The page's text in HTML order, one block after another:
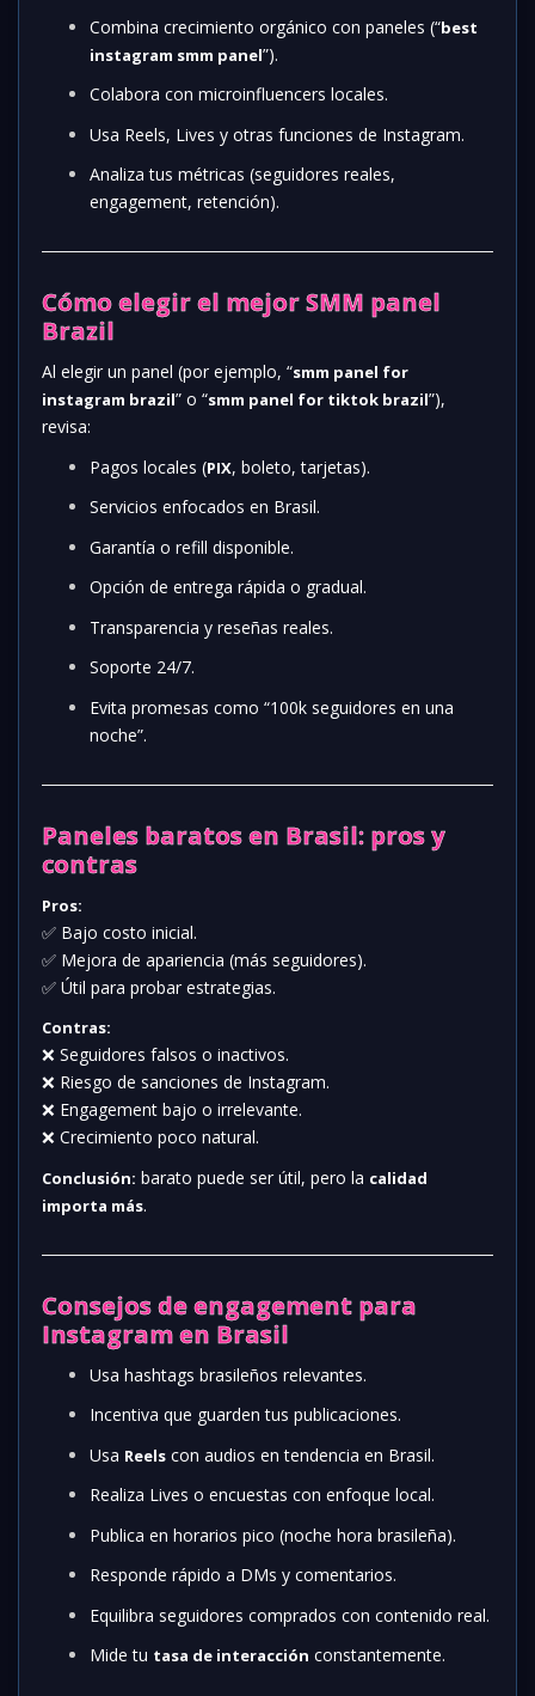
Combina crecimiento orgánico con paneles (“best
instagram smm panel”).
Colabora con microinfluencers locales.
Usa Reels, Lives y otras funciones de Instagram.
Analiza tus métricas (seguidores reales,
engagement, retención).
Cómo elegir el mejor SMM panel
Brazil
Al elegir un panel (por ejemplo, “smm panel for
instagram brazil” o “smm panel for tiktok brazil”),
revisa:
Pagos locales (PIX, boleto, tarjetas).
Servicios enfocados en Brasil.
Garantía o refill disponible.
Opción de entrega rápida o gradual.
Transparencia y reseñas reales.
Soporte 24/7.
Evita promesas como “100k seguidores en una
noche”.
Paneles baratos en Brasil: pros y
contras
Pros:
✅ Bajo costo inicial.
✅ Mejora de apariencia (más seguidores).
✅ Útil para probar estrategias.
Contras:
❌ Seguidores falsos o inactivos.
❌ Riesgo de sanciones de Instagram.
❌ Engagement bajo o irrelevante.
❌ Crecimiento poco natural.
Conclusión: barato puede ser útil, pero la calidad
importa más.
Consejos de engagement para
Instagram en Brasil
Usa hashtags brasileños relevantes.
Incentiva que guarden tus publicaciones.
Usa Reels con audios en tendencia en Brasil.
Realiza Lives o encuestas con enfoque local.
Publica en horarios pico (noche hora brasileña).
Responde rápido a DMs y comentarios.
Equilibra seguidores comprados con contenido real.
Mide tu tasa de interacción constantemente.